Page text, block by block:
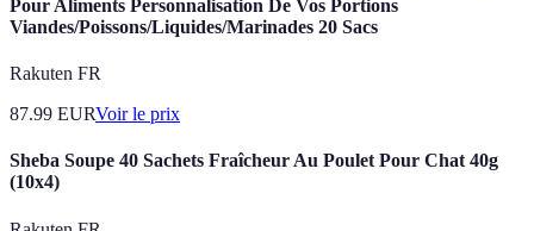
Pour Aliments Personnalisation De Vos Portions
Viandes/Poissons/Liquides/Marinades 20 Sacs
Rakuten FR
87.99 EURVoir le prix
Sheba Soupe 40 Sachets Fraîcheur Au Poulet Pour Chat 40g
(10x4)